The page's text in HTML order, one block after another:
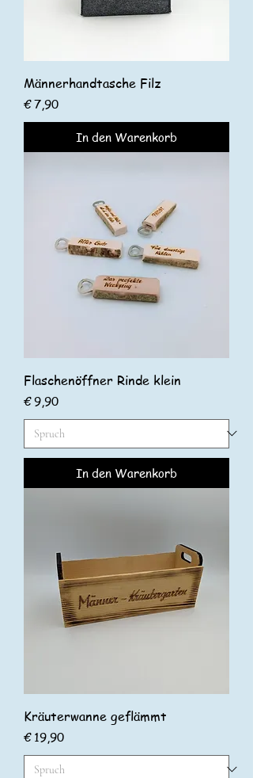
Männerhandtasche Filz
Preis
€ 7,90
In den Warenkorb
Flaschenöffner Rinde klein
Preis
€ 9,90
In den Warenkorb
Kräuterwanne geflämmt
Preis
€ 19,90